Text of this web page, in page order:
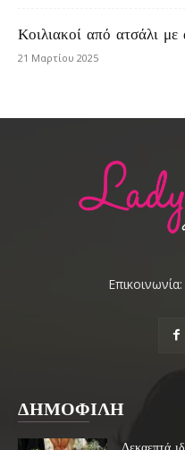
Κοιλιακοί από ατσάλι
21 Μαρτίου 2025
Επικοινωνία:
ΔΗΜΟΦΙΛΗ